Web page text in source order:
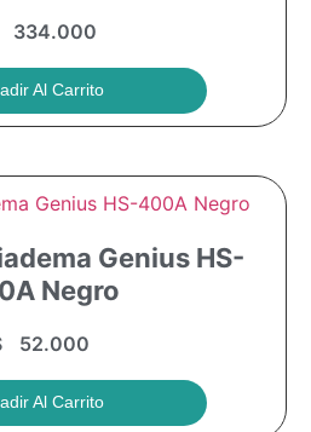
Al Carrito
Genius HS-
Negro
52.000
Al Carrito